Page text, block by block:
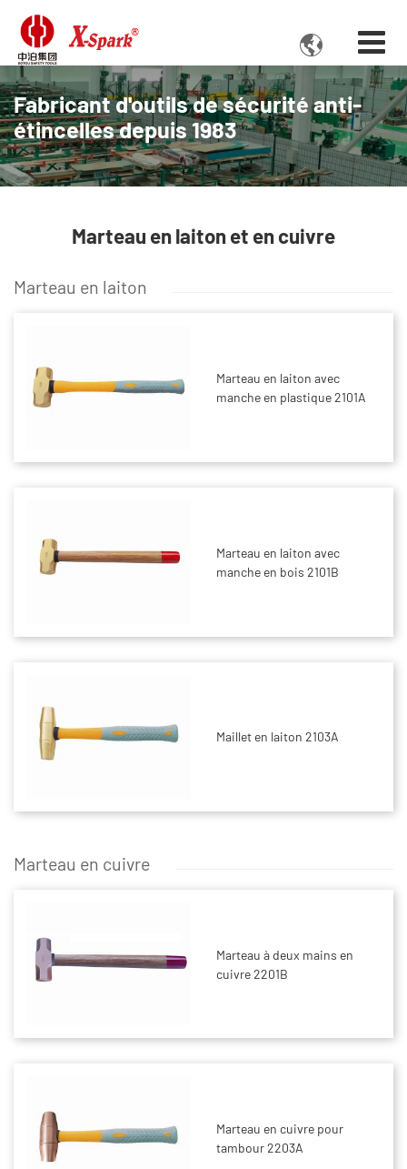

Fabricant d'outils de sécurité anti-
étincelles depuis 1983
Marteau en laiton et en cuivre
Marteau en laiton
Marteau en laiton avec
manche en plastique 2101A
Marteau en laiton avec
manche en bois 2101B
Maillet en laiton 2103A
Marteau en cuivre
Marteau à deux mains en
cuivre 2201B
Marteau en cuivre pour
tambour 2203A